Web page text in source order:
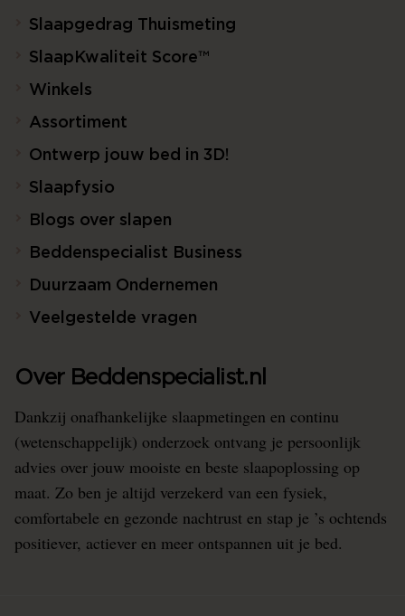
Slaapgedrag Thuismeting
SlaapKwaliteit Score™
Winkels
Assortiment
Ontwerp jouw bed in 3D!
Slaapfysio
Blogs over slapen
Beddenspecialist Business
Duurzaam Ondernemen
Veelgestelde vragen
Over Beddenspecialist.nl
Dankzij onafhankelijke slaapmetingen en continu
(wetenschappelijk) onderzoek ontvang je persoonlijk
advies over jouw mooiste en beste slaapoplossing op
maat. Zo ben je altijd verzekerd van een fysiek,
comfortabele en gezonde nachtrust en stap je ’s ochtends
positiever, actiever en meer ontspannen uit je bed.